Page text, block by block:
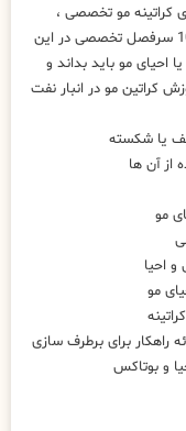
کراتینه مو تخصصی ،
پیشرفته و مستری عریس شرکت کنند؛ حداقل 10 سرفصل تخصصی در این
احیای مو باید بداند و
کراتین مو در انبار نفت